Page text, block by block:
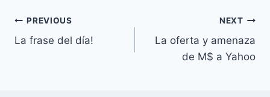
e
b
o
o
d
o
Post
PREVIOUS
La frase del día!
NEXT
La oferta y amenaza
de M$ a Yahoo